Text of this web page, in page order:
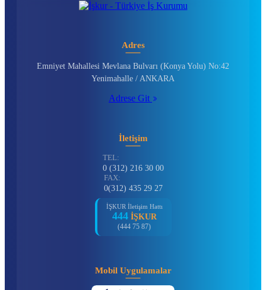
Adres
Emniyet Mahallesi Mevlana Bulvarı (Konya Yolu) No:42
Yenimahalle / ANKARA
Adrese Git
İletişim
TEL:
0 (312) 216 30 00
FAX:
0(312) 435 29 27
İŞKUR İletişim Hattı
444 İŞKUR
(444 75 87)
Mobil Uygulamalar